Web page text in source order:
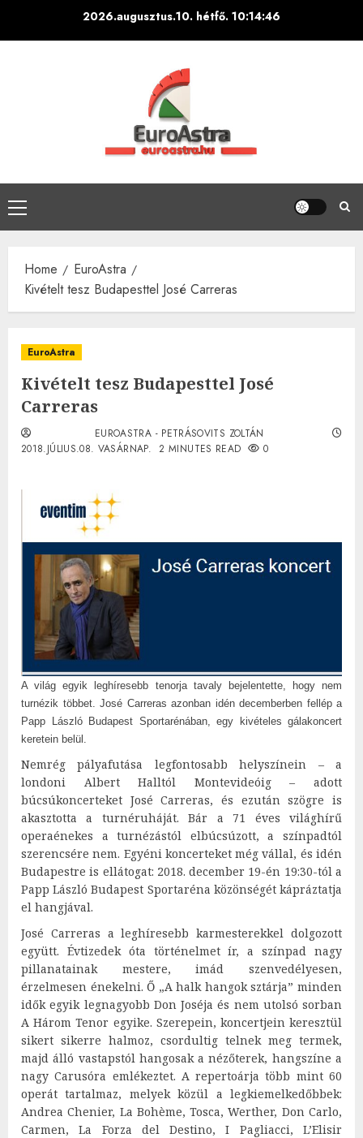
2026.augusztus.10. hétfő.10:14:47
Primary
Menu
Home
EuroAstra
Kivételt tesz Budapesttel José Carreras
EuroAstra
Kivételt tesz Budapesttel José
Carreras
EUROASTRA - PETRÁSOVITS ZOLTÁN
2018.JÚLIUS.08. VASÁRNAP. 2 MINUTES READ 0
A világ egyik leghíresebb tenorja tavaly bejelentette, hogy nem
turnézik többet. José Carreras azonban idén decemberben fellép a
Papp László Budapest Sportarénában, egy kivételes gálakoncert
keretein belül.
Nemrég pályafutása legfontosabb helyszínein – a
londoni Albert Halltól Montevideóig – adott
búcsúkoncerteket José Carreras, és ezután szögre is
akasztotta a turnéruháját. Bár a 71 éves világhírű
operaénekes a turnézástól elbúcsúzott, a színpadtól
szerencsére nem. Egyéni koncerteket még vállal, és idén
Budapestre is ellátogat: 2018. december 19-én 19:30-tól a
Papp László Budapest Sportaréna közönségét kápráztatja
el hangjával.
José Carreras a leghíresebb karmesterekkel dolgozott
együtt. Évtizedek óta történelmet ír, a színpad nagy
pillanatainak mestere, imád szenvedélyesen,
érzelmesen énekelni. Ő „A halk hangok sztárja” minden
idők egyik legnagyobb Don Joséja és nem utolsó sorban
A Három Tenor egyike. Szerepein, koncertjein keresztül
sikert sikerre halmoz, csordultig telnek meg termek,
majd álló vastapstól hangosak a nézőterek, hangszíne a
nagy Carusóra emlékeztet. A repertoárja több mint 60
operát tartalmaz, melyek közül a legkiemelkedőbbek:
Andrea Chenier, La Bohème, Tosca, Werther, Don Carlo,
Carmen, La Forza del Destino, I Pagliacci, L’Elisir